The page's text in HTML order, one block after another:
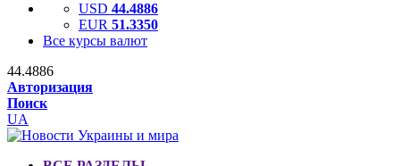
USD 44.4886
EUR 51.3350
Все курсы валют
44.4886
Авторизация
Поиск
UA